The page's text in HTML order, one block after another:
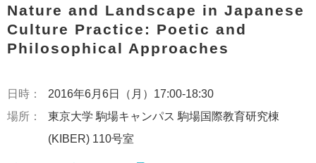
Nature and Landscape in Japanese
Culture Practice: Poetic and
Philosophical Approaches
日時：
2016年6月6日（月）17:00-18:30
場所：
東京大学 駒場キャンパス 駒場国際教育研究棟
(KIBER) 110号室